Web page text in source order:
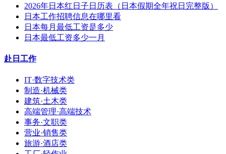
2026年日本红日子日历表（日本假期全年祝日完整版）
日本工作招聘信息在哪里看
日本每月最低工资是多少
日本最低工资多少一月
赴日工作
IT·数字技术类
制造·机械类
建筑·土木类
高端管理·高端技术
事务·文职类
营业·销售类
旅游·酒店类